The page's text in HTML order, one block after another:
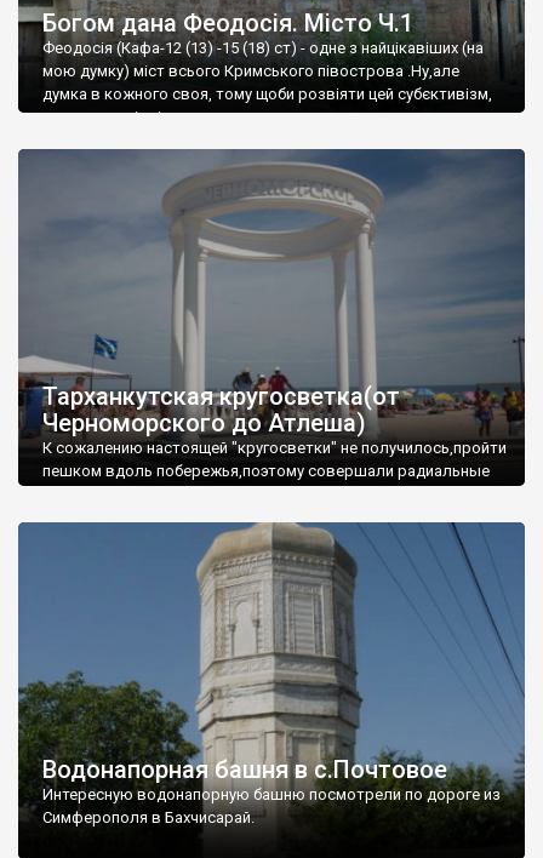
Богом дана Феодосія. Місто Ч.1
Феодосія (Кафа-12 (13) -15 (18) ст) - одне з найцікавіших (на
мою думку) міст всього Кримського півострова .Ну,але
думка в кожного своя, тому щоби розвіяти цей субєктивізм,
запрошую відвідати це
Тарханкутская кругосветка(от
Черноморского до Атлеша)
К сожалению настоящей "кругосветки" не получилось,пройти
пешком вдоль побережья,поэтому совершали радиальные
Водонапорная башня в с.Почтовое
Интересную водонапорную башню посмотрели по дороге из
Симферополя в Бахчисарай.